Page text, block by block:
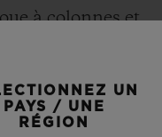
à colonnes et
: 38
UN
PAYS / UNE
RÉGION